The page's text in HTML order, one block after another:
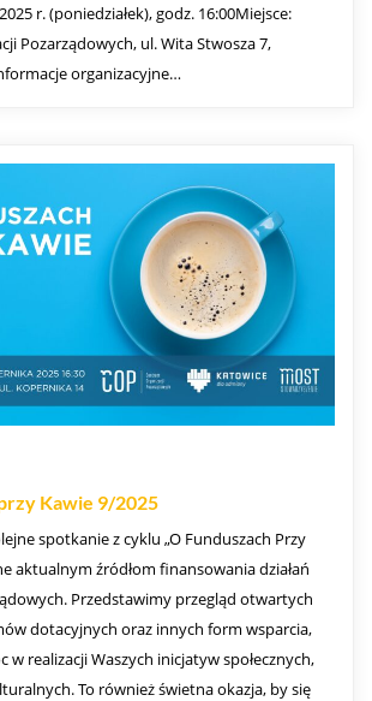
r. (poniedziałek), godz. 16:00Miejsce:
Pozarządowych, ul. Wita Stwosza 7,
organizacyjne…
Kawie 9/2025
spotkanie z cyklu „O Funduszach Przy
aktualnym źródłom finansowania działań
Przedstawimy przegląd otwartych
dotacyjnych oraz innych form wsparcia,
w realizacji Waszych inicjatyw społecznych,
To również świetna okazja, by się